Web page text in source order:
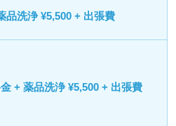
品洗浄 ¥5,500 + 出張費
+ 薬品洗浄 ¥5,500 + 出張費